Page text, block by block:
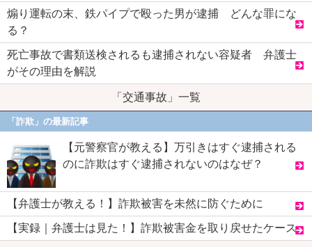
煽り運転の末、鉄パイプで殴った男が逮捕 どんな罪にな
る？
死亡事故で書類送検されるも逮捕されない容疑者 弁護士
がその理由を解説
「交通事故」一覧
「詐欺」の最新記事
【元警察官が教える】万引きはすぐ逮捕される
のに詐欺はすぐ逮捕されないのはなぜ？
【弁護士が教える！】詐欺被害を未然に防ぐために
【実録｜弁護士は見た！】詐欺被害金を取り戻せたケース